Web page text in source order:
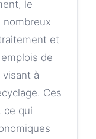
le
nombreux
et
de
à
Ces
ce qui